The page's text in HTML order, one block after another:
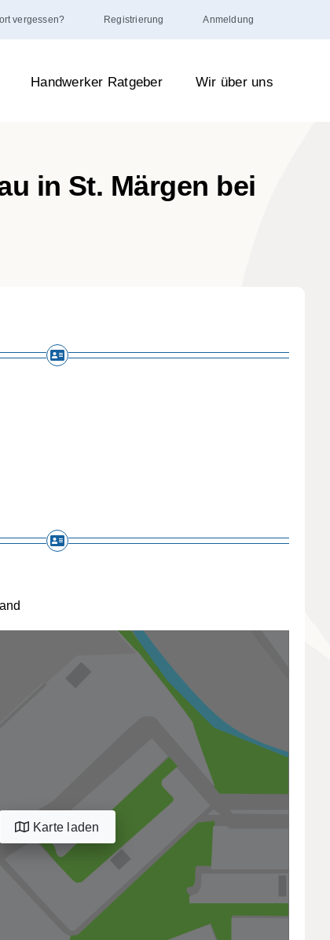
vergessen? Registrierung Anmeldung
Handwerker Ratgeber Wir über uns
in St. Märgen bei
Karte laden